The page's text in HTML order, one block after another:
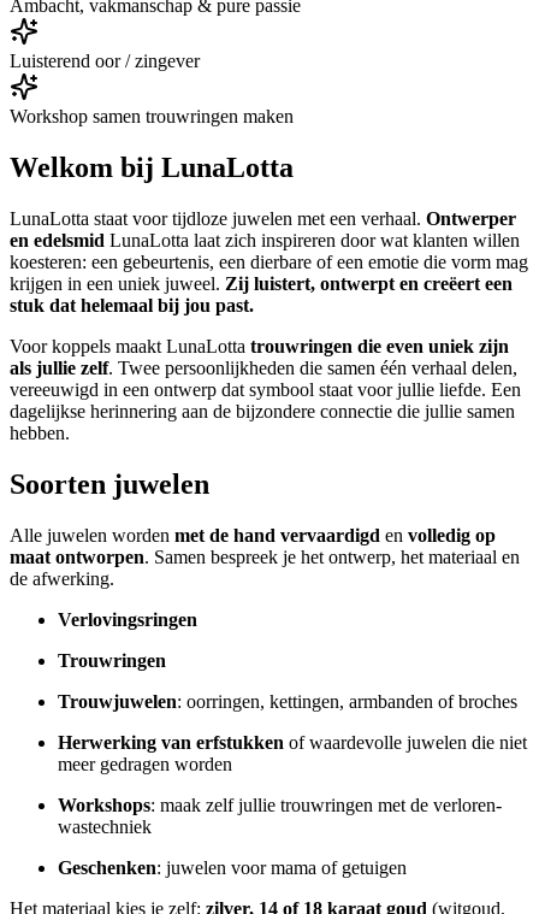
Ambacht, vakmanschap & pure passie
Luisterend oor / zingever
Workshop samen trouwringen maken
Welkom bij LunaLotta
LunaLotta staat voor tijdloze juwelen met een verhaal. Ontwerper
en edelsmid LunaLotta laat zich inspireren door wat klanten willen
koesteren: een gebeurtenis, een dierbare of een emotie die vorm mag
krijgen in een uniek juweel. Zij luistert, ontwerpt en creëert een
stuk dat helemaal bij jou past.
Voor koppels maakt LunaLotta trouwringen die even uniek zijn
als jullie zelf. Twee persoonlijkheden die samen één verhaal delen,
vereeuwigd in een ontwerp dat symbool staat voor jullie liefde. Een
dagelijkse herinnering aan de bijzondere connectie die jullie samen
hebben.
Soorten juwelen
Alle juwelen worden met de hand vervaardigd en volledig op
maat ontworpen. Samen bespreek je het ontwerp, het materiaal en
de afwerking.
Verlovingsringen
Trouwringen
Trouwjuwelen: oorringen, kettingen, armbanden of broches
Herwerking van erfstukken of waardevolle juwelen die niet
meer gedragen worden
Workshops: maak zelf jullie trouwringen met de verloren-
wastechniek
Geschenken: juwelen voor mama of getuigen
Het materiaal kies je zelf: zilver, 14 of 18 karaat goud (witgoud,